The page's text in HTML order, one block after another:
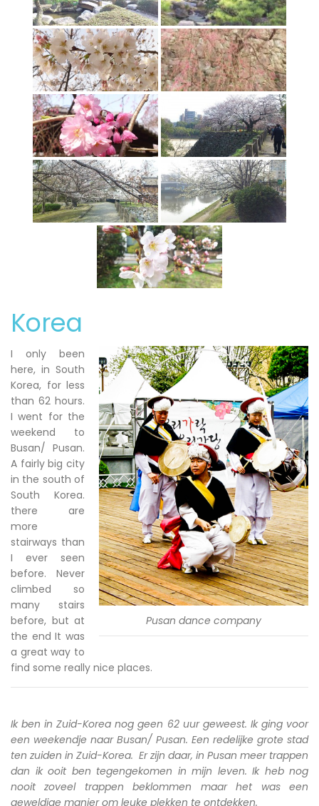
Korea
Pusan dance company
I only been
here, in South
Korea, for less
than 62 hours.
I went for the
weekend to
Busan/ Pusan.
A fairly big city
in the south of
South Korea.
there are
more
stairways than
I ever seen
before. Never
climbed so
many stairs
before, but at
the end It was
a great way to
find some really nice places.
Ik ben in Zuid-Korea nog geen 62 uur geweest. Ik ging voor
een weekendje naar Busan/ Pusan. Een redelijke grote stad
ten zuiden in Zuid-Korea. Er zijn daar, in Pusan meer trappen
dan ik ooit ben tegengekomen in mijn leven. Ik heb nog
nooit zoveel trappen beklommen maar het was een
geweldige manier om leuke plekken te ontdekken.